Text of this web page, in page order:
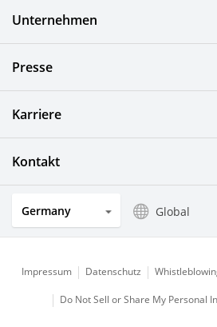
Optische Komponenten
Photovoltaiksysteme
Küchenprodukte
Unternehmen
Presse
Karriere
Kontakt
Germany Global
Impressum Datenschutz
Do Not Sell or Share My Personal